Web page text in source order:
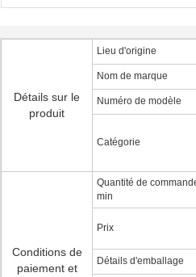
Détails sur le
produit
Lieu d'origine
Nom de marque
Numéro de modèle
Catégorie
Conditions de
paiement et
Quantité de
min
Prix
Détails d'emballage